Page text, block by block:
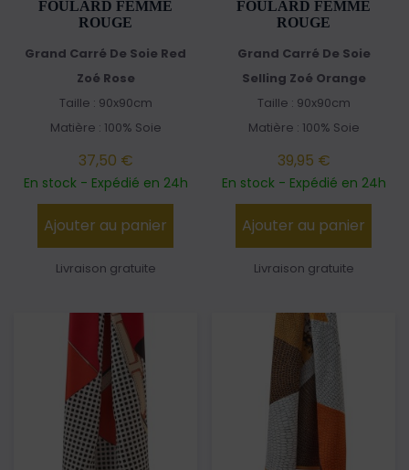
FOULARD FEMME
ROUGE
Grand Carré De Soie Red
Zoé Rose
Taille : 90x90cm
Matière : 100% Soie
37,50 €
En stock - Expédié en 24h
Ajouter au panier
Livraison gratuite
FOULARD FEMME
ROUGE
Grand Carré De Soie
Selling Zoé Orange
Taille : 90x90cm
Matière : 100% Soie
39,95 €
En stock - Expédié en 24h
Ajouter au panier
Livraison gratuite